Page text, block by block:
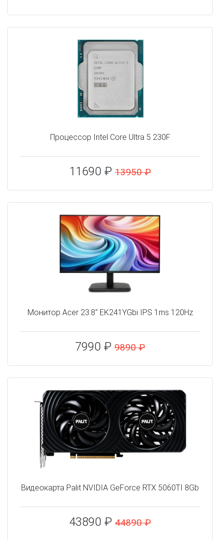
Процессор Intel Core Ultra 5 230F
11690 ₽ 13950 ₽
Монитор Acer 23.8" EK241YGbi IPS 1ms 120Hz
7990 ₽ 9890 ₽
Видеокарта Palit NVIDIA GeForce RTX 5060TI 8Gb
43890 ₽ 44890 ₽